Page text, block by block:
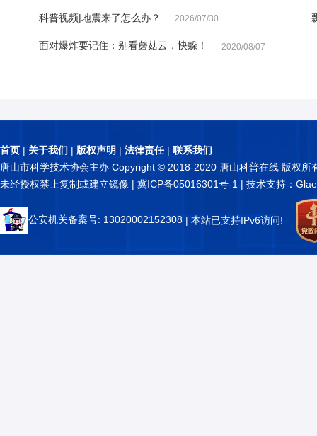
科普视频|地震来了怎么办？ 2026/07/30
面对爆炸要记住：别看蘑菇云，快躲！ 2020/08/07
首页 | 关于我们 | 版权声明 | 法律责任| 联系我们
唐山市科学技术协会主办 Copyright © 2018-2020 唐山科普在线 版权所
未经授权禁止复制或建立镜像 | 冀ICP备05016301号-1 | 技术支持：
公安机关备案号: 13020002152308 | 本站已支持IPv6访问!